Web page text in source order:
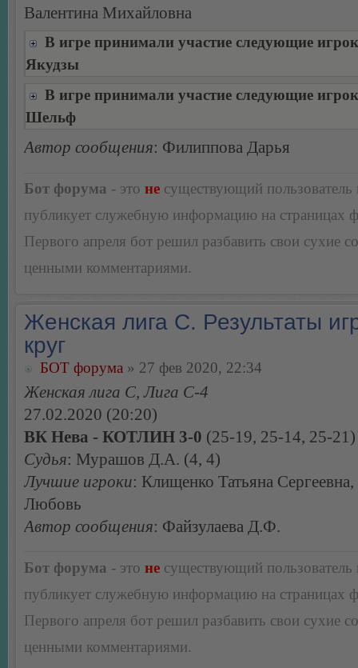
Валентина Михайловна
В игре принимали участие следующие
Якудзы
В игре принимали участие следующие
Шельф
Автор сообщения: Филиппова Дарья
Бот форума - это не существующий пользователь
публикует служебную информацию на страницах
Первого апреля бот решил разбавить свои сухие
ценными комментариями.
Женская лига С. Результаты
круг
БОТ форума » 27 фев 2020, 22:34
Женская лига С, Лига С-4
27.02.2020 (20:20)
ВК Нева - КОТЛИН 3-0 (25-19, 25-14, 25-21)
Судья: Мурашов Д.А. (4, 4)
Лучшие игроки: Клищенко Татьяна
Любовь
Автор сообщения: Файзулаева Д.Ф.
Бот форума - это не существующий пользователь
публикует служебную информацию на страницах
Первого апреля бот решил разбавить свои сухие
ценными комментариями.